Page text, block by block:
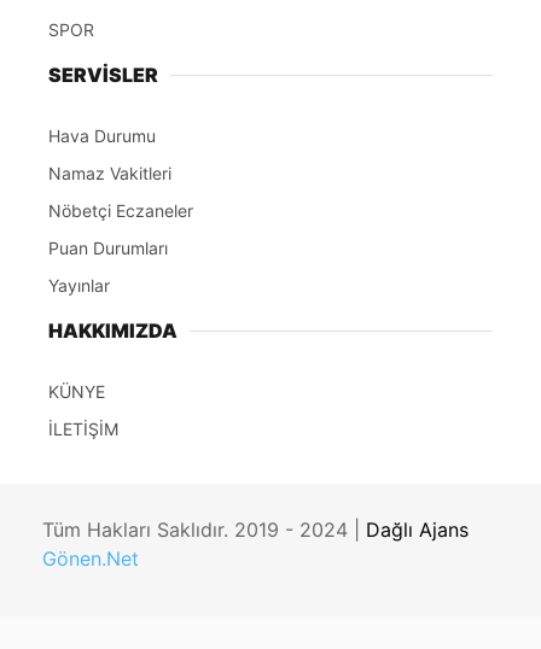
SPOR
SERVİSLER
Hava Durumu
Namaz Vakitleri
Nöbetçi Eczaneler
Puan Durumları
Yayınlar
HAKKIMIZDA
KÜNYE
İLETİŞİM
Tüm Hakları Saklıdır. 2019 - 2024 | Dağlı Ajans
Gönen.Net